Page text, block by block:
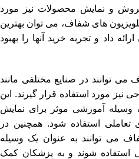
و نمایش محصولات نیز مورد
تلویزیون های شفاف، می توان بهترین
داد و تجربه خرید آنها را بهبود
می توانند در صنایع مختلفی مانند
مورد استفاده قرار گیرند. این
وسیله آموزشی موثر برای نمایش
استفاده شود. همچنین در
می توانند به عنوان یک وسیله
شوند و به پزشکان کمک